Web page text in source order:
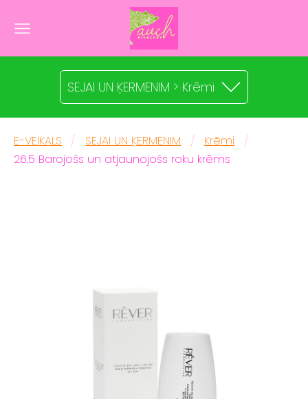
SEJAI UN ĶERMENIM > Krēmi
E-VEIKALS SEJAI UN ĶERMENIM
Krēmi
26.5 Barojošs un atjaunojošs roku krēms